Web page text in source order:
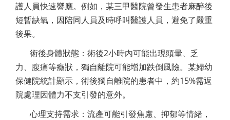
護人員快速響應。例如，某三甲醫院曾發生患者麻醉後
短暫缺氧，因陪同人員及時呼叫醫護人員，避免了嚴重
後果。
術後身體狀態：術後2小時內可能出現頭暈、乏
力、腹痛等癥狀，獨自離院可能增加跌倒風險。某婦幼
保健院統計顯示，術後獨自離院的患者中，約15%需返
院處理因體力不支引發的意外。
心理支持需求：流產可能引發焦慮、抑郁等情緒，